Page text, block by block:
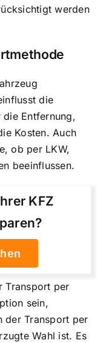
werden
die
Entfernung,
Kosten. Auch
ob per LKW,
beeinflussen.
KFZ
Transport per
sein,
der Transport per
Wahl ist. Es